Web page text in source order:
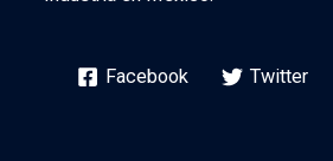
Facebook Twitter